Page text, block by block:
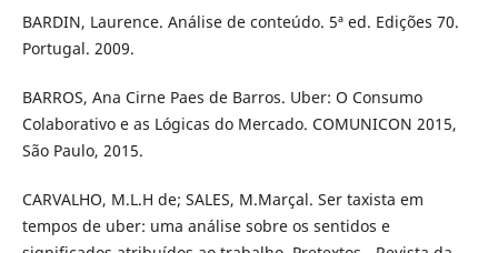
BARDIN, Laurence. Análise de conteúdo. 5ª ed. Edições 70.
Portugal. 2009.
BARROS, Ana Cirne Paes de Barros. Uber: O Consumo
Colaborativo e as Lógicas do Mercado. COMUNICON 2015,
São Paulo, 2015.
CARVALHO, M.L.H de; SALES, M.Marçal. Ser taxista em
tempos de uber: uma análise sobre os sentidos e